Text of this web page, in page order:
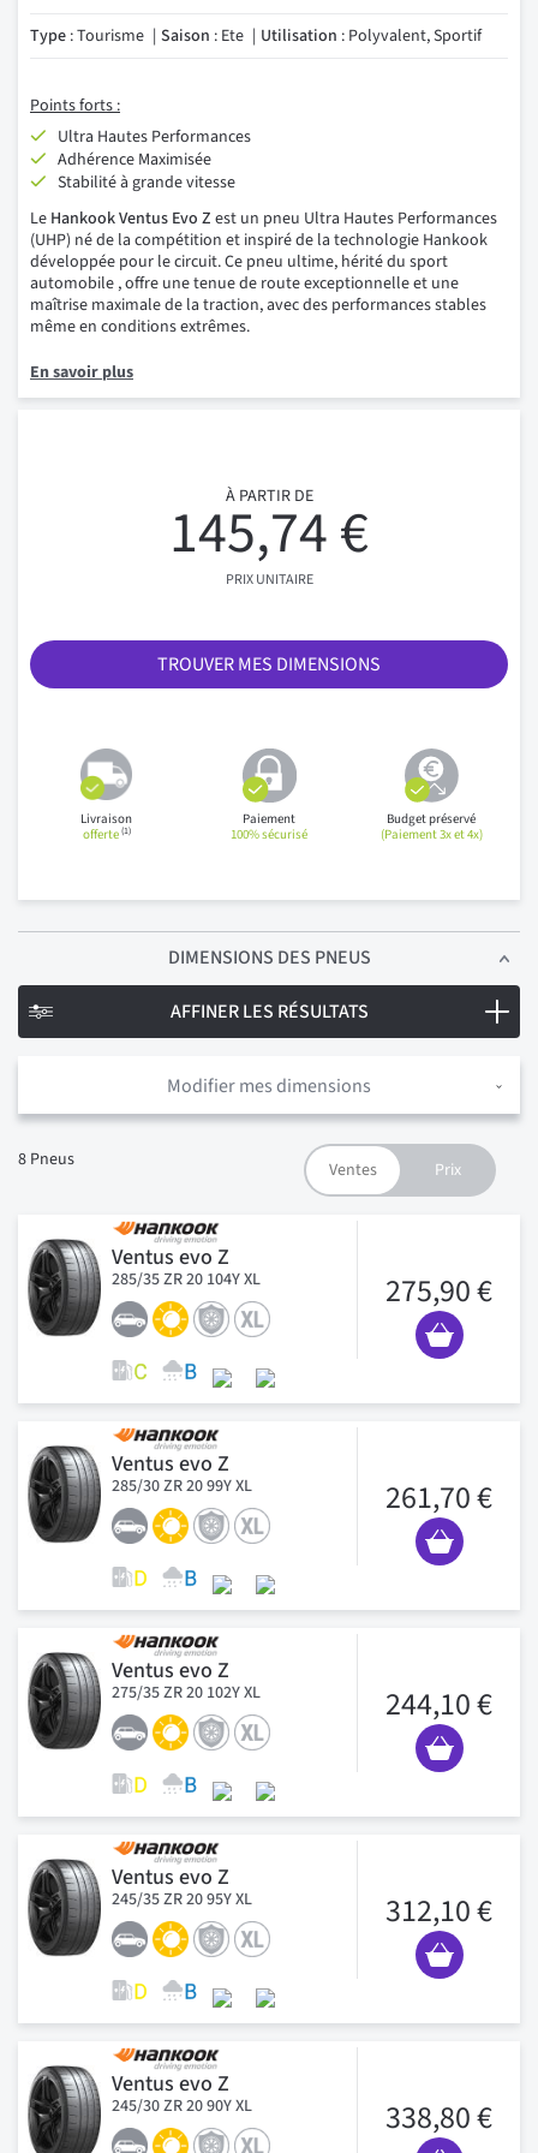
Type : Tourisme Saison : Ete Utilisation : Polyvalent, Sportif
Points forts :
Ultra Hautes Performances
Adhérence Maximisée
Stabilité à grande vitesse
Le Hankook Ventus Evo Z est un pneu Ultra Hautes Performances
(UHP) né de la compétition et inspiré de la technologie Hankook
développée pour le circuit. Ce pneu ultime, hérité du sport
automobile , offre une tenue de route exceptionnelle et une
maîtrise maximale de la traction, avec des performances stables
même en conditions extrêmes.
En savoir plus
À PARTIR DE
145,74 €
PRIX UNITAIRE
TROUVER MES DIMENSIONS
Livraison
offerte(1)
Paiement
100% sécurisé
Budget préservé
(Paiement 3x et 4x)
DIMENSIONS DES PNEUS
Modifier mes dimensions
8 Pneus
Ventus evo Z
285/35 ZR 20 104Y XL 275,90 €
Ventus evo Z
285/30 ZR 20 99Y XL 261,70 €
Ventus evo Z
275/35 ZR 20 102Y XL 244,10 €
Ventus evo Z
245/35 ZR 20 95Y XL 312,10 €
Ventus evo Z
245/30 ZR 20 90Y XL 338,80 €
AFFINER LES RÉSULTATS